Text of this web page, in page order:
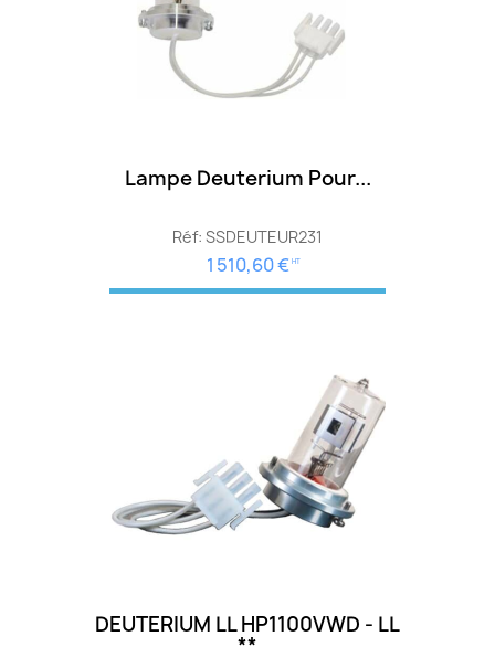
Lampe Deuterium Pour...
Réf: SSDEUTEUR231
1 510,60 € HT
DEUTERIUM LL HP1100VWD - LL
**